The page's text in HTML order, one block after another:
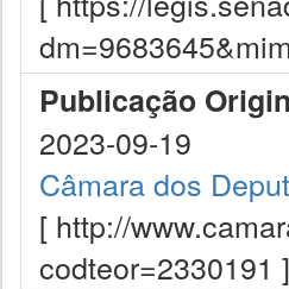
Publicação
2023-09-19
Câmara dos
[ http://
codteor=2330191 ]